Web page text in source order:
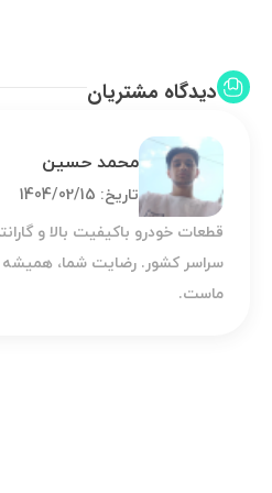
دیدگاه مشتریان
محمد حسین
تاریخ: 1404/02/15
خودرو باکیفیت بالا و گارانتی
کشور. رضایت شما، همیشه هدف و